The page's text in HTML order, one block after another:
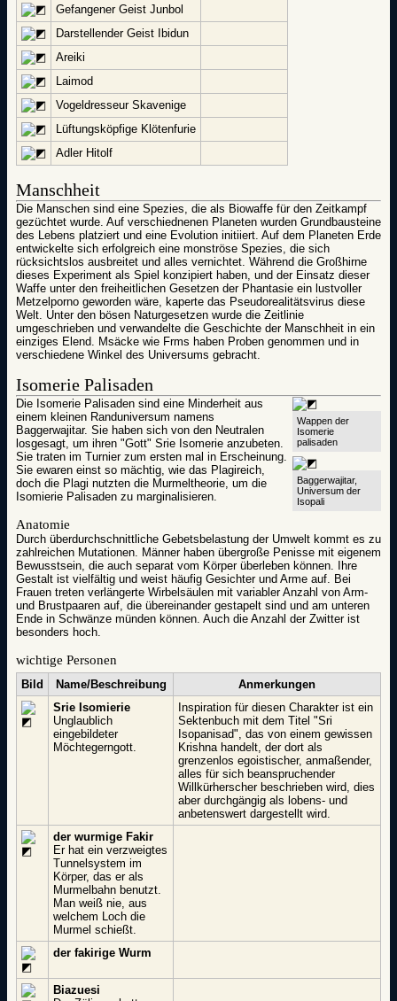
Gefangener Geist Junbol
Darstellender Geist Ibidun
Areiki
Laimod
Vogeldresseur Skavenige
Lüftungsköpfige Klötenfurie
Adler Hitolf
Manschheit
Die Manschen sind eine Spezies, die als Biowaffe für den Zeitkampf
gezüchtet wurde. Auf verschiednenen Planeten wurden Grundbausteine
des Lebens platziert und eine Evolution initiiert. Auf dem Planeten Erde
entwickelte sich erfolgreich eine monströse Spezies, die sich
rücksichtslos ausbreitet und alles vernichtet. Während die Großhirne
dieses Experiment als Spiel konzipiert haben, und der Einsatz dieser
Waffe unter den freiheitlichen Gesetzen der Phantasie ein lustvoller
Metzelporno geworden wäre, kaperte das Pseudorealitätsvirus diese
Welt. Unter den bösen Naturgesetzen wurde die Zeitlinie
umgeschrieben und verwandelte die Geschichte der Manschheit in ein
einziges Elend. Msäcke wie Frms haben Proben genommen und in
verschiedene Winkel des Universums gebracht.
Isomerie Palisaden
Wappen der
Isomerie
palisaden
Baggerwajitar,
Universum der
Isopali
Die Isomerie Palisaden sind eine Minderheit aus
einem kleinen Randuniversum namens
Baggerwajitar. Sie haben sich von den Neutralen
losgesagt, um ihren "Gott" Srie Isomerie anzubeten.
Sie traten im Turnier zum ersten mal in Erscheinung.
Sie ewaren einst so mächtig, wie das Plagireich,
doch die Plagi nutzten die Murmeltheorie, um die
Isomierie Palisaden zu marginalisieren.
Anatomie
Durch überdurchschnittliche Gebetsbelastung der Umwelt kommt es zu
zahlreichen Mutationen. Männer haben übergroße Penisse mit eigenem
Bewusstsein, die auch separat vom Körper überleben können. Ihre
Gestalt ist vielfältig und weist häufig Gesichter und Arme auf. Bei
Frauen treten verlängerte Wirbelsäulen mit variabler Anzahl von Arm-
und Brustpaaren auf, die übereinander gestapelt sind und am unteren
Ende in Schwänze münden können. Auch die Anzahl der Zwitter ist
besonders hoch.
wichtige Personen
Bild Name/Beschreibung
Anmerkungen
Srie Isomierie
Unglaublich
eingebildeter
Möchtegerngott.
Inspiration für diesen Charakter ist ein
Sektenbuch mit dem Titel "Sri
Isopanisad", das von einem gewissen
Krishna handelt, der dort als
grenzenlos egoistischer, anmaßender,
alles für sich beanspruchender
Willkürherscher beschrieben wird, dies
aber durchgängig als lobens- und
anbetenswert dargestellt wird.
der wurmige Fakir
Er hat ein verzweigtes
Tunnelsystem im
Körper, das er als
Murmelbahn benutzt.
Man weiß nie, aus
welchem Loch die
Murmel schießt.
der fakirige Wurm
Biazuesi